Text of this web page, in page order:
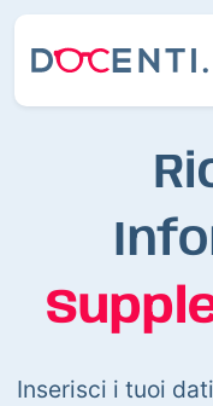
Inserisci i tuoi